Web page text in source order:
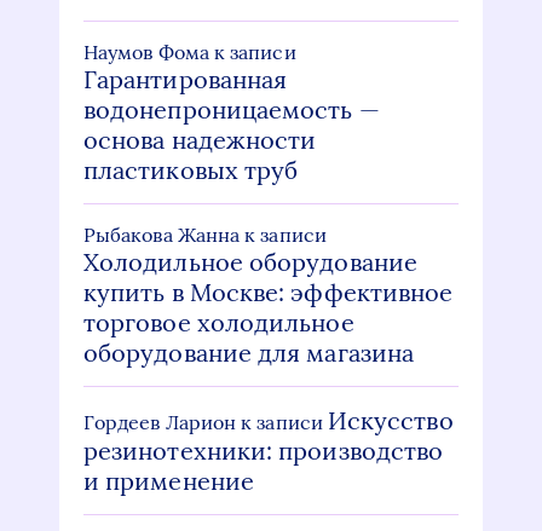
Наумов Фома к записи
Гарантированная
водонепроницаемость —
основа надежности
пластиковых труб
Рыбакова Жанна к записи
Холодильное оборудование
купить в Москве: эффективное
торговое холодильное
оборудование для магазина
Гордеев Ларион к записи Искусство
резинотехники: производство
и применение